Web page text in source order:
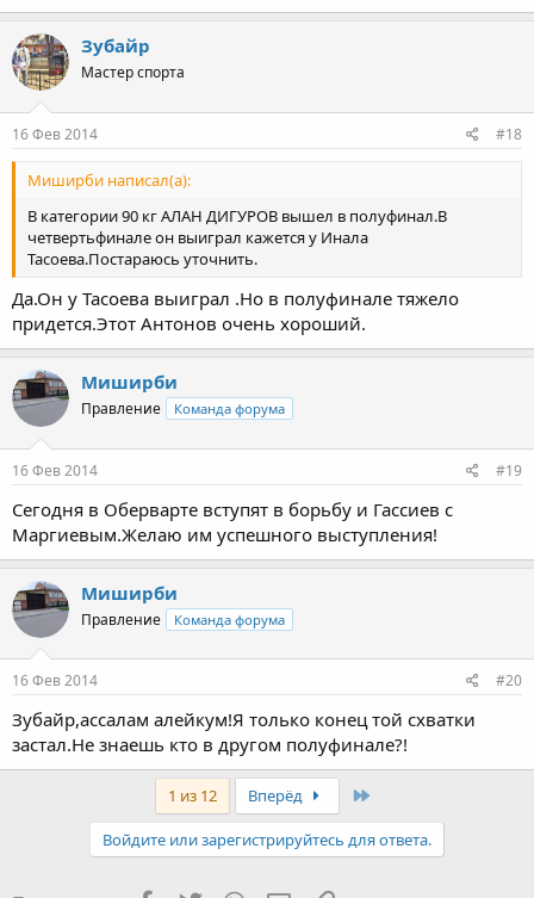
Зубайр
Мастер спорта
16 Фев 2014 #18
Миширби написал(а):
В категории 90 кг АЛАН ДИГУРОВ вышел в полуфинал.В
четвертьфинале он выиграл кажется у Инала
Тасоева.Постараюсь уточнить.
Да.Он у Тасоева выиграл .Но в полуфинале тяжело
придется.Этот Антонов очень хороший.
Миширби
Правление Команда форума
16 Фев 2014 #19
Сегодня в Оберварте вступят в борьбу и Гассиев с
Маргиевым.Желаю им успешного выступления!
Миширби
Правление Команда форума
16 Фев 2014 #20
Зубайр,ассалам алейкум!Я только конец той схватки
застал.Не знаешь кто в другом полуфинале?!
1 из 12 Вперёд
Войдите или зарегистрируйтесь для ответа.